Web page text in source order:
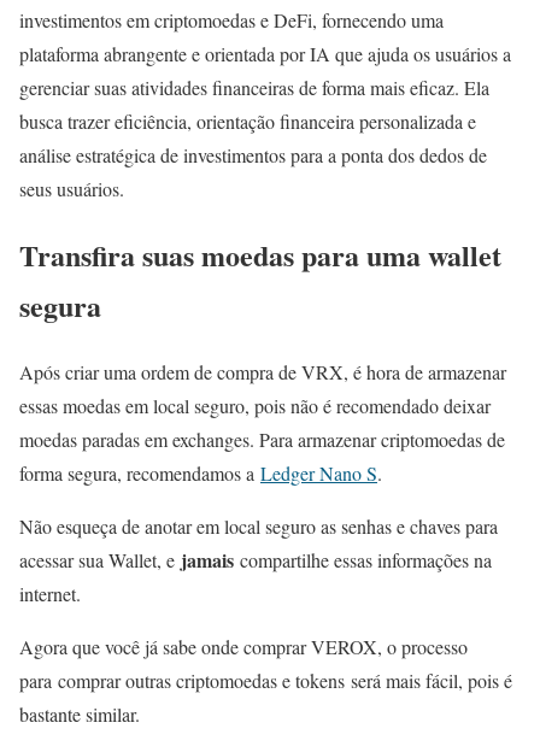
investimentos em criptomoedas e DeFi, fornecendo uma
plataforma abrangente e orientada por IA que ajuda os usuários a
gerenciar suas atividades financeiras de forma mais eficaz. Ela
busca trazer eficiência, orientação financeira personalizada e
análise estratégica de investimentos para a ponta dos dedos de
seus usuários.
Transfira suas moedas para uma wallet
segura
Após criar uma ordem de compra de VRX, é hora de armazenar
essas moedas em local seguro, pois não é recomendado deixar
moedas paradas em exchanges. Para armazenar criptomoedas de
forma segura, recomendamos a Ledger Nano S.
Não esqueça de anotar em local seguro as senhas e chaves para
acessar sua Wallet, e jamais compartilhe essas informações na
internet.
Agora que você já sabe onde comprar VEROX, o processo
para comprar outras criptomoedas e tokens será mais fácil, pois é
bastante similar.